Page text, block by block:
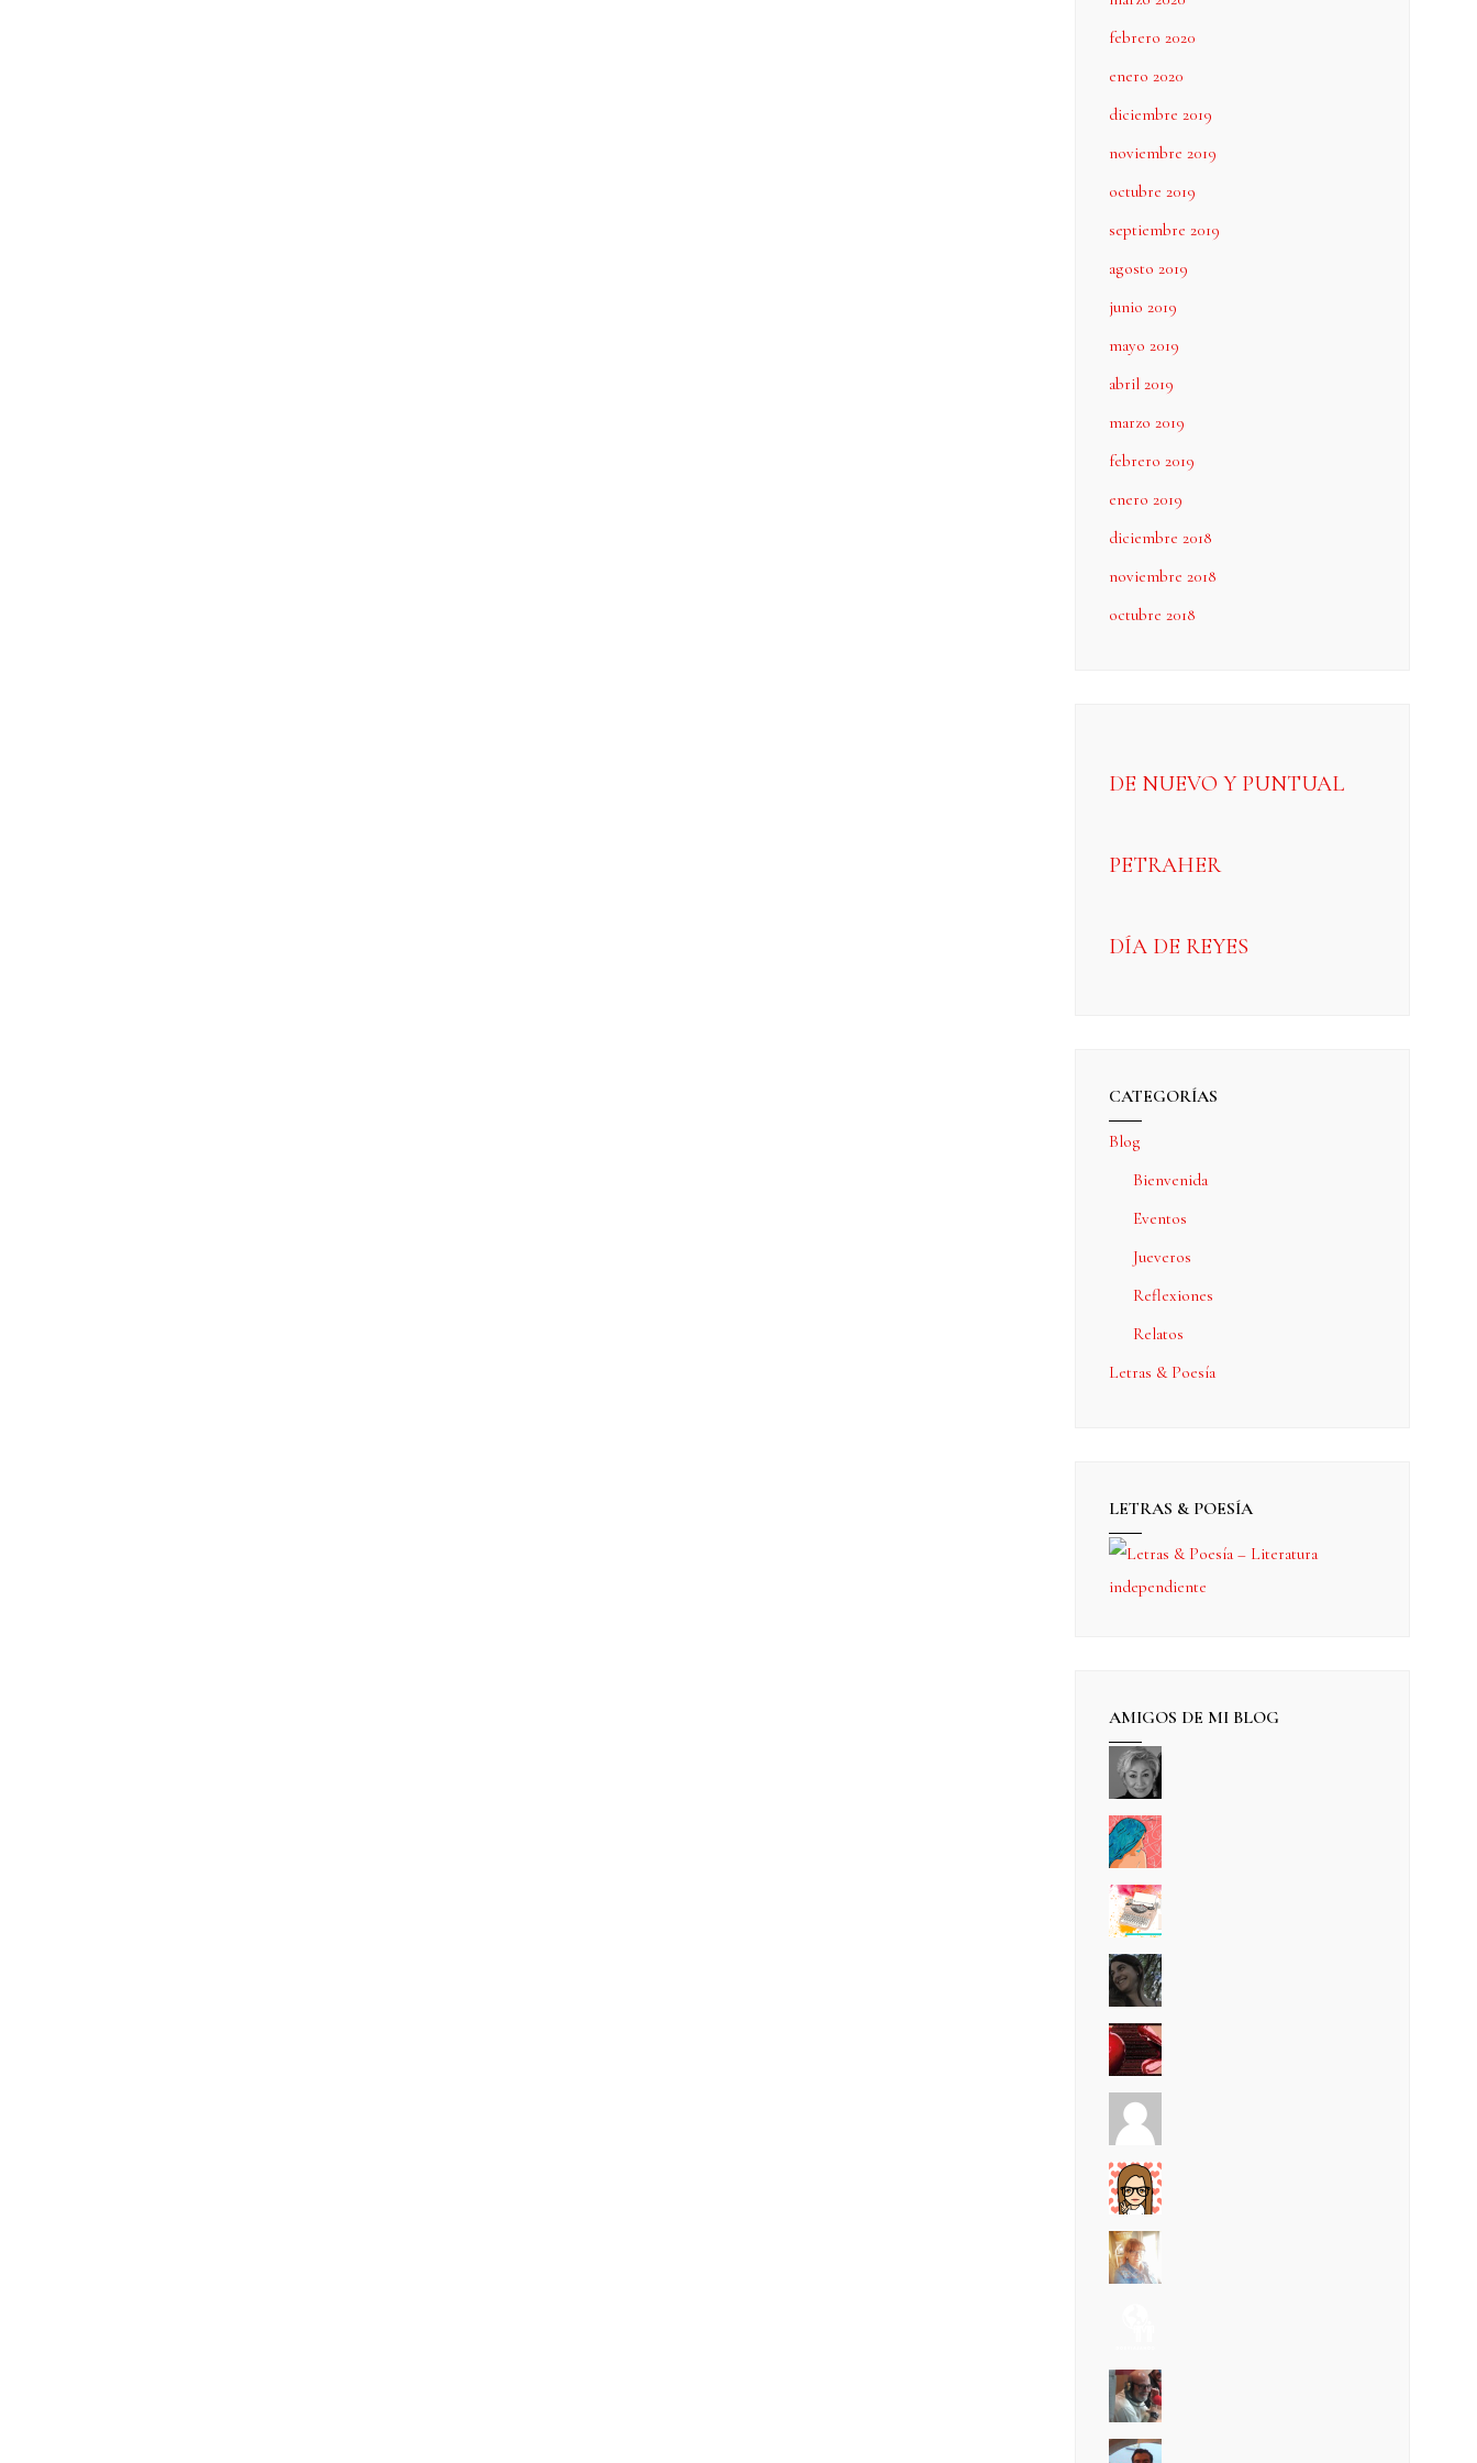
febrero 2020
enero 2020
diciembre 2019
noviembre 2019
octubre 2019
septiembre 2019
agosto 2019
junio 2019
mayo 2019
abril 2019
marzo 2019
febrero 2019
enero 2019
diciembre 2018
noviembre 2018
octubre 2018
DE NUEVO Y PUNTUAL
PETRAHER
DÍA DE REYES
CATEGORÍAS
Blog
Bienvenida
Eventos
Jueveros
Reflexiones
Relatos
Letras & Poesía
LETRAS & POESÍA
AMIGOS DE MI BLOG